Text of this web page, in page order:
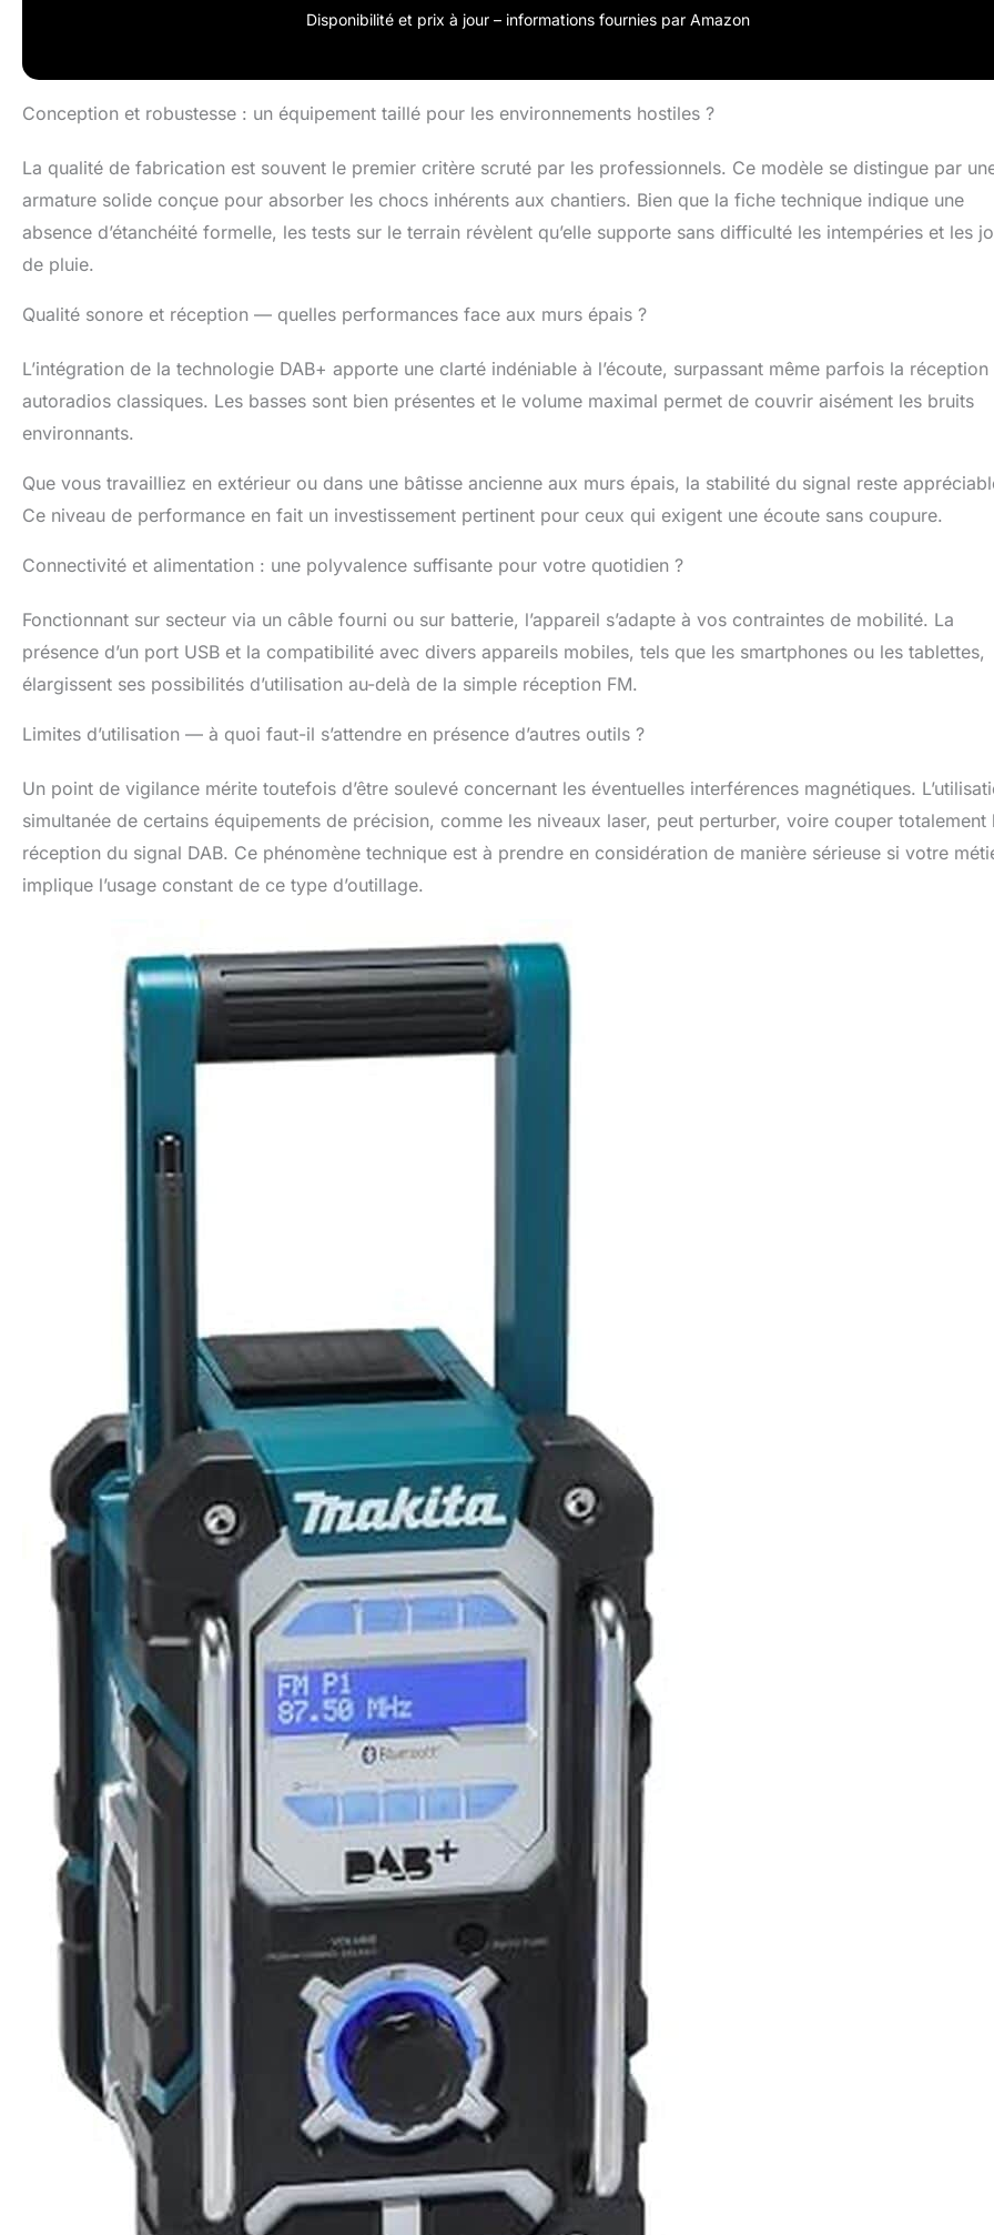
Disponibilité et prix à jour – informations fournies par Amazon
Conception et robustesse : un équipement taillé pour les environnements hostiles ?
La qualité de fabrication est souvent le premier critère scruté par les professionnels. Ce modèle se distingue par
armature solide conçue pour absorber les chocs inhérents aux chantiers. Bien que la fiche technique indique une
absence d’étanchéité formelle, les tests sur le terrain révèlent qu’elle supporte sans difficulté les intempéries et les
de pluie.
Qualité sonore et réception — quelles performances face aux murs épais ?
L’intégration de la technologie DAB+ apporte une clarté indéniable à l’écoute, surpassant même parfois la réception
autoradios classiques. Les basses sont bien présentes et le volume maximal permet de couvrir aisément les bruits
environnants.
Que vous travailliez en extérieur ou dans une bâtisse ancienne aux murs épais, la stabilité du signal reste
Ce niveau de performance en fait un investissement pertinent pour ceux qui exigent une écoute sans coupure.
Connectivité et alimentation : une polyvalence suffisante pour votre quotidien ?
Fonctionnant sur secteur via un câble fourni ou sur batterie, l’appareil s’adapte à vos contraintes de mobilité. La
présence d’un port USB et la compatibilité avec divers appareils mobiles, tels que les smartphones ou les tablettes,
élargissent ses possibilités d’utilisation au-delà de la simple réception FM.
Limites d’utilisation — à quoi faut-il s’attendre en présence d’autres outils ?
Un point de vigilance mérite toutefois d’être soulevé concernant les éventuelles interférences magnétiques.
simultanée de certains équipements de précision, comme les niveaux laser, peut perturber, voire couper totalement
réception du signal DAB. Ce phénomène technique est à prendre en considération de manière sérieuse si votre
implique l’usage constant de ce type d’outillage.